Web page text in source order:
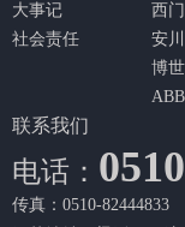
大事记
社会责任
西
安
博
联系我们
电话：
传真：0510-82444833